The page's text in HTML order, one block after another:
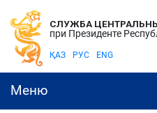
СЛУЖБА
при Президенте
ҚАЗ РУС ENG
Меню